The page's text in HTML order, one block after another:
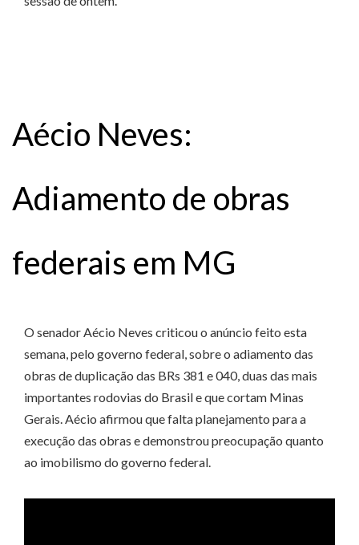
Aécio Neves:
Adiamento de obras
federais em MG
O senador Aécio Neves criticou o anúncio feito esta
semana, pelo governo federal, sobre o adiamento das
obras de duplicação das BRs 381 e 040, duas das mais
importantes rodovias do Brasil e que cortam Minas
Gerais. Aécio afirmou que falta planejamento para a
execução das obras e demonstrou preocupação quanto
ao imobilismo do governo federal.